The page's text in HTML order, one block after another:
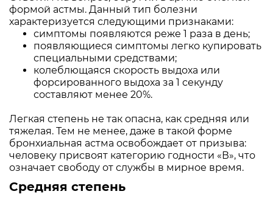
формой астмы. Данный тип болезни
характеризуется следующими признаками:
симптомы появляются реже 1 раза в день;
появляющиеся симптомы легко купировать
специальными средствами;
колеблющаяся скорость выдоха или
форсированного выдоха за 1 секунду
составляют менее 20%.
Легкая степень не так опасна, как средняя или
тяжелая. Тем не менее, даже в такой форме
бронхиальная астма освобождает от призыва:
человеку присвоят категорию годности «В», что
означает свободу от службы в мирное время.
Средняя степень